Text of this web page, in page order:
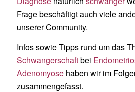
Frage beschäftigt auch viele
unserer Community.
Infos sowie Tipps rund um das
Schwangerschaftbei
Adenomyosehaben wir im
zusammengefasst.